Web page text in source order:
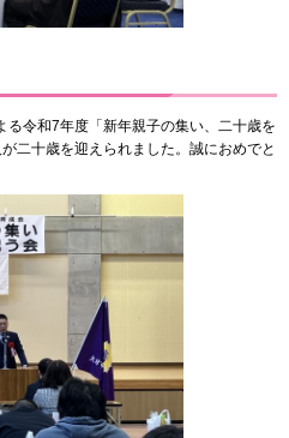
令和7年度「新年親子の集い、二十歳を
二十歳を迎えられました。誠におめでと